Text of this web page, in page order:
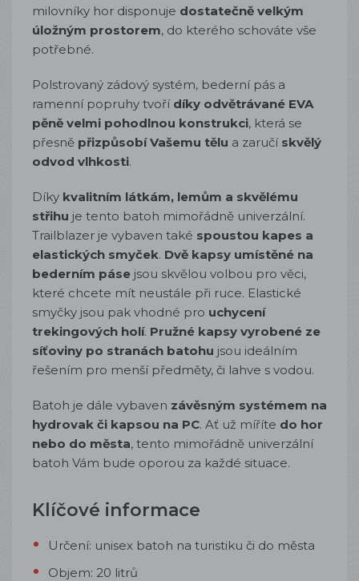
milovníky hor disponuje dostatečně velkým
úložným prostorem, do kterého schováte vše
potřebné.
Polstrovaný zádový systém, bederní pás a
ramenní popruhy tvoří díky odvětrávané EVA
pěně velmi pohodlnou konstrukci, která se
přesně přizpůsobí Vašemu tělu a zaručí skvělý
odvod vlhkosti.
Díky kvalitním látkám, lemům a skvělému
střihu je tento batoh mimořádně univerzální.
Trailblazer je vybaven také spoustou kapes a
elastických smyček. Dvě kapsy umístěné na
bederním páse jsou skvělou volbou pro věci,
které chcete mít neustále při ruce. Elastické
smyčky jsou pak vhodné pro uchycení
trekingových holí. Pružné kapsy vyrobené ze
síťoviny po stranách batohu jsou ideálním
řešením pro menší předměty, či lahve s vodou.
Batoh je dále vybaven závěsným systémem na
hydrovak či kapsou na PC. Ať už míříte do hor
nebo do města, tento mimořádně univerzální
batoh Vám bude oporou za každé situace.
Klíčové informace
Určení: unisex batoh na turistiku či do města
Objem: 20 litrů